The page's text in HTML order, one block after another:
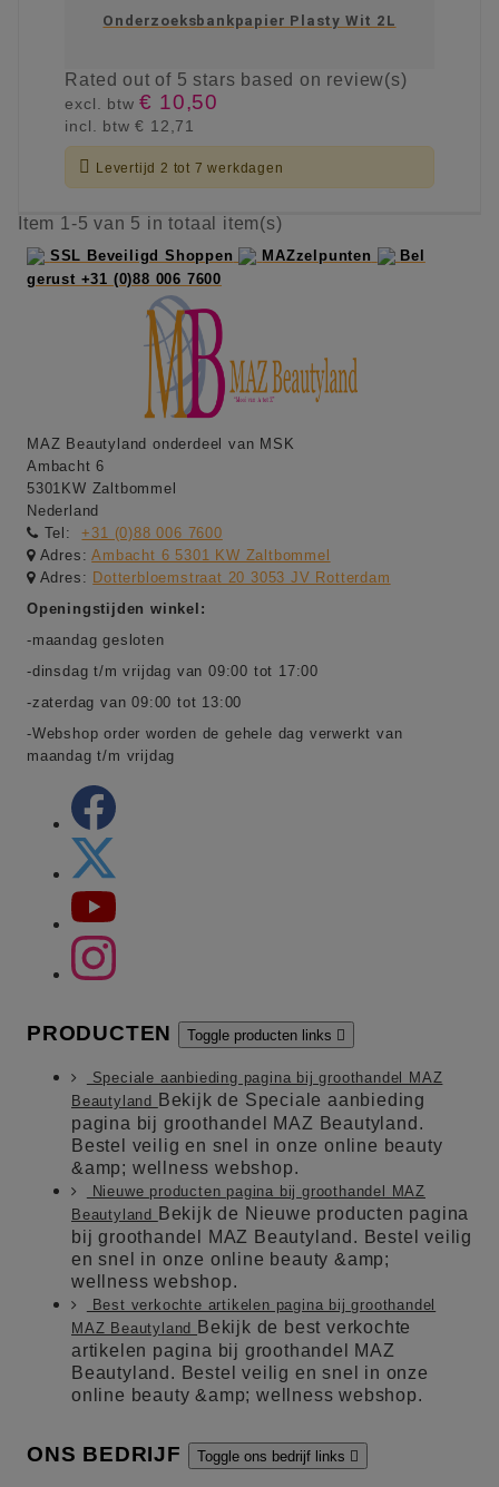
Onderzoeksbankpapier Plasty Wit 2L
Ratedout of 5 stars based on review(s)
excl. btw€ 10,50
incl. btw€ 12,71
 Levertijd 2 tot 7 werkdagen
Item 1-5 van 5 in totaal item(s)
SSL Beveiligd Shoppen MAZzelpunten
Bel
gerust +31 (0)88 006 7600
MAZ Beautyland onderdeel van MSK
Ambacht 6
5301KW Zaltbommel
Nederland
Tel:
+31 (0)88 006 7600
Adres:Ambacht 6 5301 KW Zaltbommel
Adres: Dotterbloemstraat 20 3053 JV Rotterdam
Openingstijden winkel:
-maandag gesloten
-dinsdag t/m vrijdag van 09:00 tot 17:00
-zaterdag van 09:00 tot 13:00
-Webshop order worden de gehele dag verwerkt van
maandag t/m vrijdag
PRODUCTEN Toggle producten links 
Speciale aanbieding pagina bij groothandel MAZ
Beautyland
Bekijk de Speciale aanbieding
pagina bij groothandel MAZ Beautyland.
Bestel veilig en snel in onze online beauty
&amp; wellness webshop.
Nieuwe producten pagina bij groothandel MAZ
Beautyland
Bekijk de Nieuwe producten pagina
bij groothandel MAZ Beautyland. Bestel veilig
en snel in onze online beauty &amp;
wellness webshop.
Best verkochte artikelen pagina bij groothandel
MAZ Beautyland
Bekijk de best verkochte
artikelen pagina bij groothandel MAZ
Beautyland. Bestel veilig en snel in onze
online beauty &amp; wellness webshop.
ONS BEDRIJF Toggle ons bedrijf links 